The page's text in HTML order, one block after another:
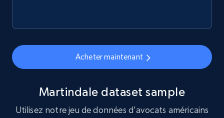
Social media
Acheter maintenant
Martindale dataset sample
Utilisez notre jeu de données d'avocats américains